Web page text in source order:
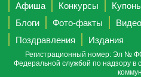
Афиша
Конкурсы
Блоги
Фото-факты
Поздравления
Издания
Регистрационный номер: Эл №
Федеральной службой по надзору в